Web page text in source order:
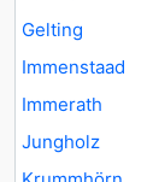
Gelting
Immenstaad
Immerath
Jungholz